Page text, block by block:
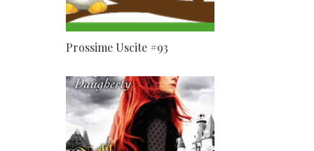
Prossime Uscite #93